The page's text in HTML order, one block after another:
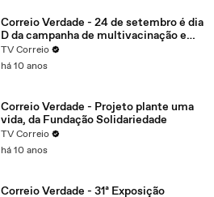
Correio Verdade - 24 de setembro é dia
D da campanha de multivacinação em
João Pessoa
TV Correio
há 10 anos
Correio Verdade - Projeto plante uma
vida, da Fundação Solidariedade
TV Correio
há 10 anos
Correio Verdade - 31ª Exposição